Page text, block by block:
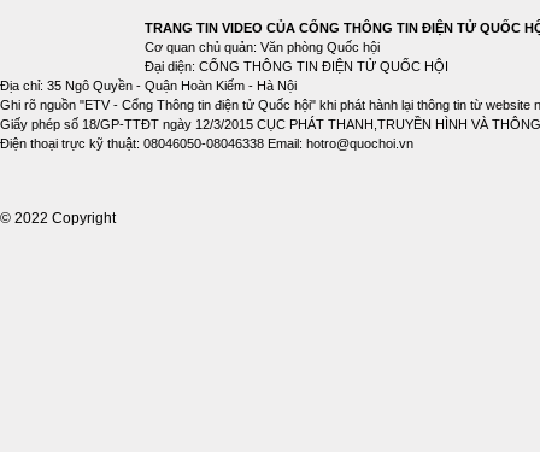
TRANG TIN VIDEO CỦA CỔNG THÔNG TIN ĐIỆN TỬ QUỐC
Cơ quan chủ quản: Văn phòng Quốc hội
Đại diện: CỔNG THÔNG TIN ĐIỆN TỬ QUỐC HỘI
Địa chỉ: 35 Ngô Quyền - Quận Hoàn Kiếm - Hà Nội
Ghi rõ nguồn "ETV - Cổng Thông tin điện tử Quốc hội" khi phát hành lại thông tin từ website
Giấy phép số 18/GP-TTĐT ngày 12/3/2015 CỤC PHÁT THANH,TRUYỀN HÌNH VÀ
Điện thoại trực kỹ thuật: 08046050-08046338 Email: hotro@quochoi.vn
© 2022 Copyright